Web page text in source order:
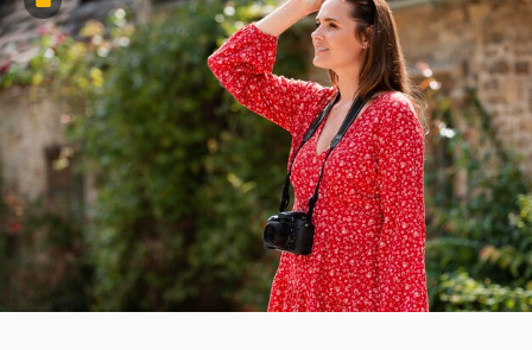
Premium